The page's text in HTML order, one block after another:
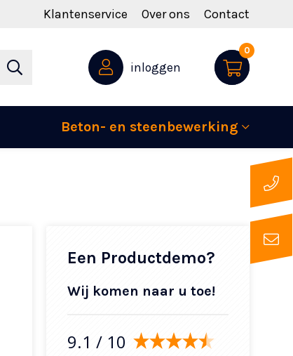
Klantenservice Over ons Contact
0
inloggen
Beton- en steenbewerking
Een Productdemo?
Wij komen naar u toe!
9.1 / 10